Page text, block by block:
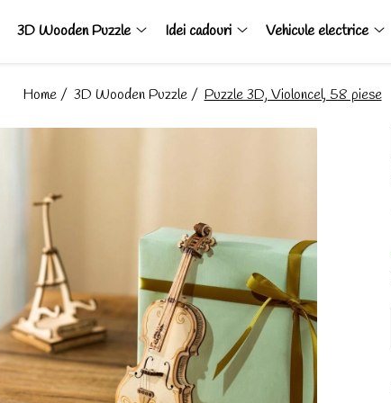
3D Wooden Puzzle Idei cadouri Vehicule electrice
Home / 3D Wooden Puzzle / Puzzle 3D, Violoncel, 58 piese